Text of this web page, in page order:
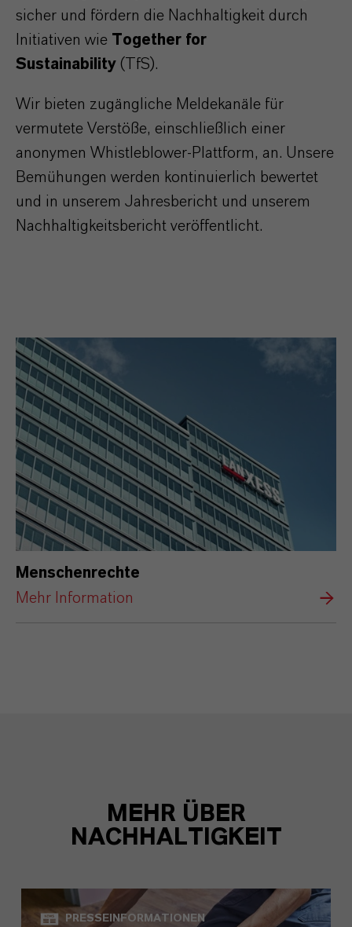
sicher und fördern die Nachhaltigkeit durch
Initiativen wie Together for
Sustainability (TfS).
Wir bieten zugängliche Meldekanäle für
vermutete Verstöße, einschließlich einer
anonymen Whistleblower-Plattform, an. Unsere
Bemühungen werden kontinuierlich bewertet
und in unserem Jahresbericht und unserem
Nachhaltigkeitsbericht veröffentlicht.
Menschenrechte
Mehr Information
MEHR ÜBER
NACHHALTIGKEIT
PRESSEINFORMATIONEN